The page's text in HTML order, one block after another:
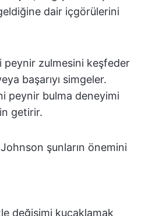
dair içgörülerini
peynir zulmesini keşfeder
başarıyı simgeler.
peynir bulma deneyimi
getirir.
şunların önemini
değişimi kucaklamak